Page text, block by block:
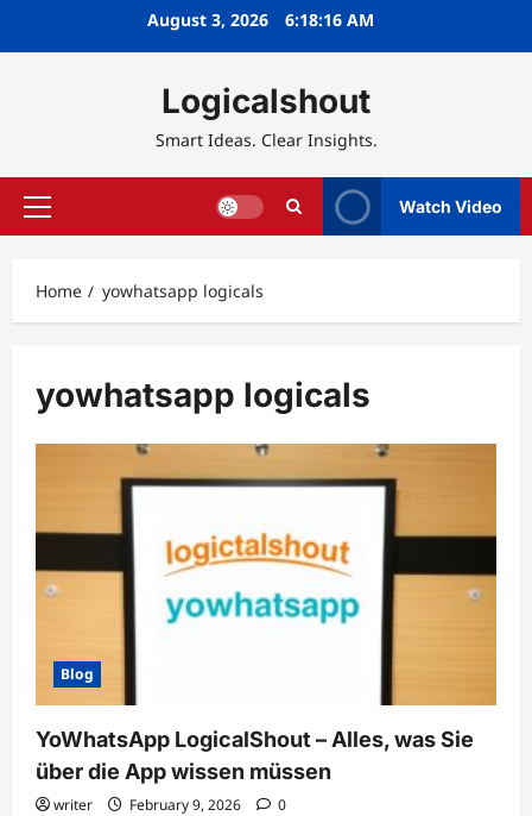
August 3, 2026 6:18:17 AM
Logicalshout
Smart Ideas. Clear Insights.
Primary
Watch Video
Home yowhatsapp logicals
yowhatsapp logicals
Blog
YoWhatsApp LogicalShout – Alles, was Sie
über die App wissen müssen
writer February 9, 2026 0